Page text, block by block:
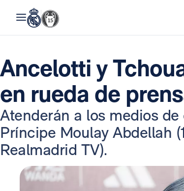
Ancelotti y
en rueda de
Atenderán a los medios
Príncipe Moulay Abdellah
Realmadrid TV).